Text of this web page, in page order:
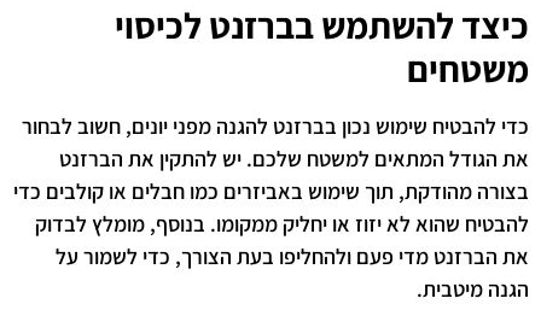
כיצד להשתמש בברזנט לכיסוי
משטחים
כדי להבטיח שימוש נכון בברזנט להגנה מפני יונים, חשוב לבחור
את הגודל המתאים למשטח שלכם. יש להתקין את הברזנט
בצורה מהודקת, תוך שימוש באביזרים כמו חבלים או קולבים כדי
להבטיח שהוא לא יזוז או יחליק ממקומו. בנוסף, מומלץ לבדוק
את הברזנט מדי פעם ולהחליפו בעת הצורך, כדי לשמור על
הגנה מיטבית.